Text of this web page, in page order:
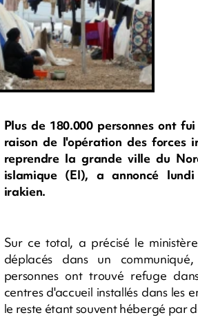
Plus de 180.000 personnes ont
raison de l'opération des forces
reprendre la grande ville du
islamique (EI), a annoncé
irakien.
Sur ce total, a précisé le
déplacés dans un
personnes ont trouvé refuge
centres d'accueil installés dans les
le reste étant souvent hébergé par